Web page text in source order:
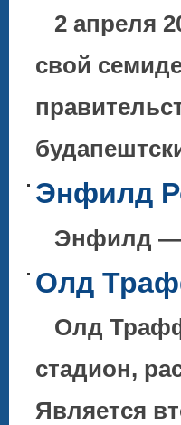
2 апреля
свой
Энфилд
Энфилд —
Олд
Олд
стадион,
Является